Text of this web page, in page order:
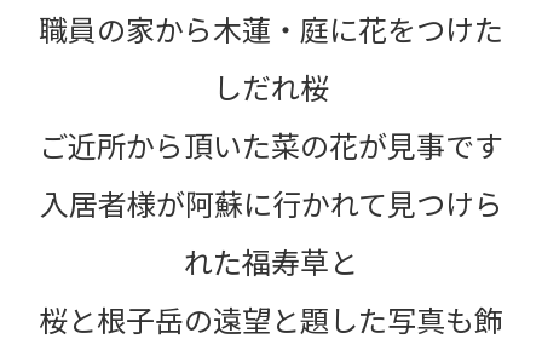
職員の家から木蓮・庭に花をつけた
しだれ桜
ご近所から頂いた菜の花が見事です
入居者様が阿蘇に行かれて見つけら
れた福寿草と
桜と根子岳の遠望と題した写真も飾